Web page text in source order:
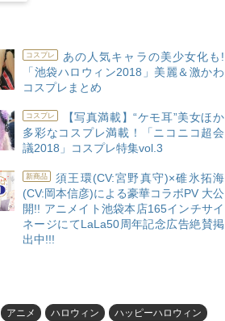
コスプレ
あの人気キャラの美少女化も!
「池袋ハロウィン2018」美麗＆激かわ
コスプレまとめ
コスプレ
【写真満載】“ケモ耳”美女ほか
多彩なコスプレ満載！「ニコニコ超会
議2018」コスプレ特集vol.3
新商品
須王環(CV:宮野真守)×碓氷拓海
(CV:岡本信彦)による豪華コラボPV 大公
開!! アニメイト池袋本店165インチサイ
ネージにてLaLa50周年記念広告絶賛掲
出中!!!
アニメ ハロウィン ハッピーハロウィン